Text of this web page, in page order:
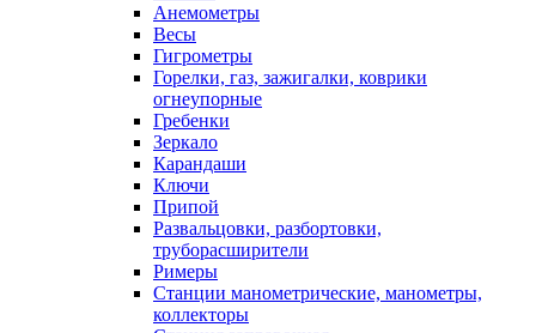
Анемометры
Весы
Гигрометры
Горелки, газ, зажигалки, коврики
огнеупорные
Гребенки
Зеркало
Карандаши
Ключи
Припой
Развальцовки, разбортовки,
труборасширители
Римеры
Станции манометрические, манометры,
коллекторы